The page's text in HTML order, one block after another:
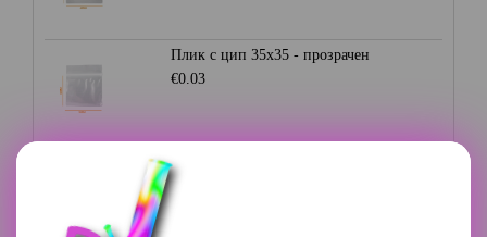
Плик с цип 35х35 - прозрачен
€0.03
Плик с цип 70х85 - прозрачен
€0.05